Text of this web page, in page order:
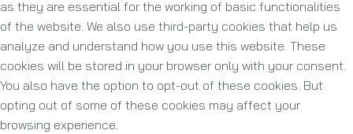
as they are essential for the working of basic functionalities
of the website. We also use third-party cookies that help us
analyze and understand how you use this website. These
cookies will be stored in your browser only with your consent.
You also have the option to opt-out of these cookies. But
opting out of some of these cookies may affect your
browsing experience.